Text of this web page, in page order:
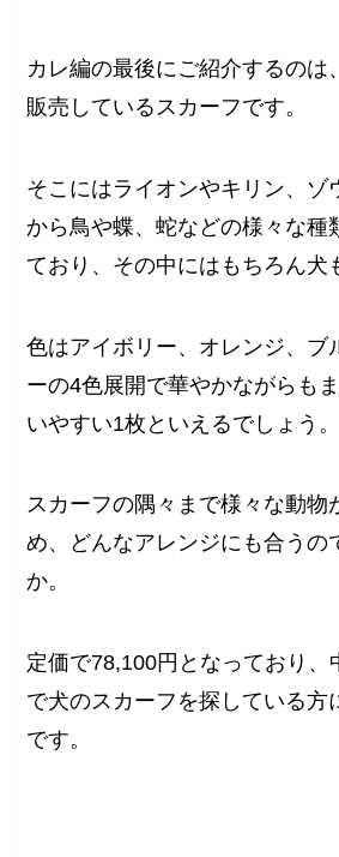
カレ編の最後にご紹介するのは
販売しているスカーフです。
そこにはライオンやキリン、ゾ
から鳥や蝶、蛇などの様々な種
ており、その中にはもちろん犬
色はアイボリー、オレンジ、ブ
ーの4色展開で華やかながらも
いやすい1枚といえるでしょう。
スカーフの隅々まで様々な動物
め、どんなアレンジにも合うの
か。
定価で78,100円となっており、
で犬のスカーフを探している方
です。